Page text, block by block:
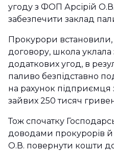
угоду з ФОП Арсірій
забезпечити заклад
Прокурори встановили,
договору, школа уклала
додаткових угод, в
паливо безпідставно
на рахунок
зайвих 250 тисяч
Тож спочатку
доводами прокурорів й
О.В. повернути кошти